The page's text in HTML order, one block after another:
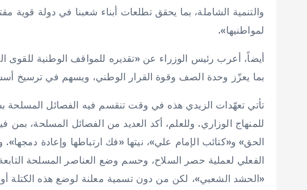
والتنمية الشاملة، بما يحقق تطلعات أبناء شعبنا في دولة قوية
لمواطنيها».
أيضاً، أعرب رئيس الوزراء عن «تقديره للمواقف الوطنية للقوى
بما يعزّز وحدة الصف وقوة القرار الوطني، ويسهم في ترسيخ
تأتي تعهّدات الزيدي هذه في وقت تنقسم فيه الفصائل المسلحة
للمنهاج الوزاري. وللعلم، أكد العديد من الفصائل المسلحة، بمن
الحق» و«كتائب الإمام علي»، نيتها «فك ارتباطها وإعادة
الفعلي لعملية حصر السلاح، وحسم وضع العناصر المسلحة التابعة
«الحشد الشعبي»، لكن من دون تسمية معلنة لوضع هذه الكتلة